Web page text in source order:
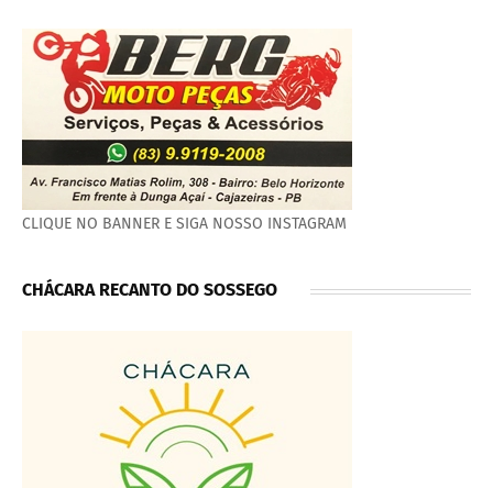
CLIQUE NO BANNER E SIGA NOSSO INSTAGRAM
CHÁCARA RECANTO DO SOSSEGO